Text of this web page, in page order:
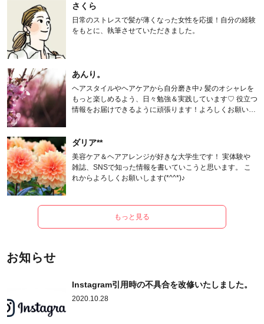
さくら
日常のストレスで髪が薄くなった女性を応援！自分の経験
をもとに、執筆させていただきました。
あんり。
ヘアスタイルやヘアケアから自分磨き中♪ 髪のオシャレを
もっと楽しめるよう、日々勉強＆実践しています♡ 役立つ
情報をお届けできるように頑張ります！よろしくお願いし
ダリア**
美容ケア＆ヘアアレンジが好きな大学生です！ 実体験や
雑誌、SNSで知った情報を書いていこうと思います。 こ
れからよろしくお願いします(*^^*)♪
もっと見る
お知らせ
Instagram引用時の不具合を改修いたしました。
2020.10.28